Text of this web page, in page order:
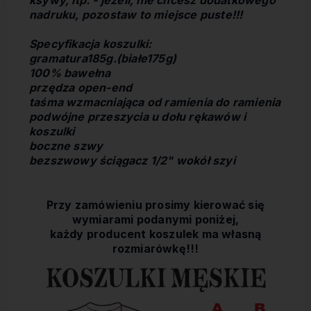
nadruku, pozostaw to miejsce puste!!!
Specyfikacja koszulki:
gramatura185g.(białe175g)
100% bawełna
przędza open-end
taśma wzmacniająca od ramienia do ramienia
podwójne przeszycia u dołu rękawów i
koszulki
boczne szwy
bezszwowy ściągacz 1/2" wokół szyi
Przy zamówieniu prosimy kierować się
wymiarami podanymi poniżej,
każdy producent koszulek ma własną
rozmiarówkę!!!